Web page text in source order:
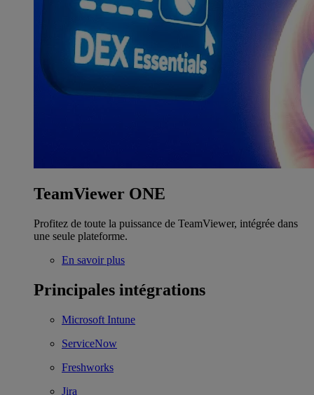
TeamViewer ONE
Profitez de toute la puissance de TeamViewer, intégrée dans
une seule plateforme.
En savoir plus
Principales intégrations
Microsoft Intune
ServiceNow
Freshworks
Jira